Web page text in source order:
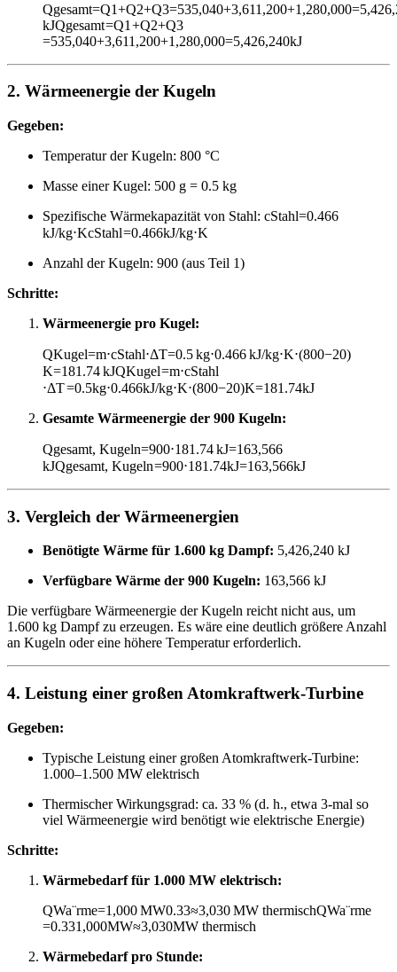
kJQgesamt=Q1 +Q2+Q3
=535,040+3,611 ,200+1 ,280,000=5,426,240kJ
2. Wärmeenergie der Kugeln
Gegeben:
Temperatur der Kugeln: 800 °C
Masse einer Kugel: 500 g = 0.5 kg
Spezifische Wärmekapazität von Stahl: cStahl=0.466
kJ/kg⋅KcStahl=0.466kJ/kg⋅K
Anzahl der Kugeln: 900 (aus Teil 1)
Schritte:
Wärmeenergie pro Kugel:
QKugel=m⋅cStahl⋅ΔT=0.5 kg⋅0.466 kJ/kg⋅K⋅(800−20)
K=181.74 kJQKugel=m⋅cStahl
⋅ΔT=0.5kg⋅0.466kJ/kg⋅K⋅(800−20)K=181.74kJ
Gesamte Wärmeenergie der 900 Kugeln:
Qgesamt, Kugeln=900⋅181.74 kJ=163,566
kJQgesamt, Kugeln=900⋅181.74kJ=163,566kJ
3. Vergleich der Wärmeenergien
Benötigte Wärme für 1.600 kg Dampf: 5,426,240 kJ
Verfügbare Wärme der 900 Kugeln: 163,566 kJ
Die verfügbare Wärmeenergie der Kugeln reicht nicht aus, um
1.600 kg Dampf zu erzeugen. Es wäre eine deutlich größere Anzahl
an Kugeln oder eine höhere Temperatur erforderlich.
4. Leistung einer großen Atomkraftwerk-Turbine
Gegeben:
Typische Leistung einer großen Atomkraftwerk-Turbine:
1.000–1.500 MW elektrisch
Thermischer Wirkungsgrad: ca. 33 % (d. h., etwa 3-mal so
viel Wärmeenergie wird benötigt wie elektrische Energie)
Schritte:
Wärmebedarf für 1.000 MW elektrisch:
QWa¨rme=1,000 MW0.33≈3,030 MW thermischQWa¨rme
=0.331 ,000MW≈3,030MW thermisch
Wärmebedarf pro Stunde: